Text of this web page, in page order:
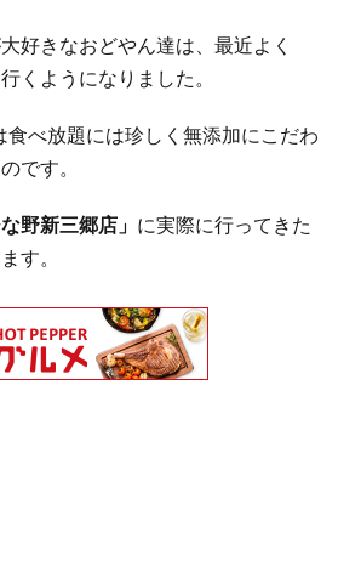
好きなおどやん達は、最近よく
くようになりました。
食べ放題には珍しく無添加にこだわ
です。
な野新三郷店」 に実際に行ってきた
す。